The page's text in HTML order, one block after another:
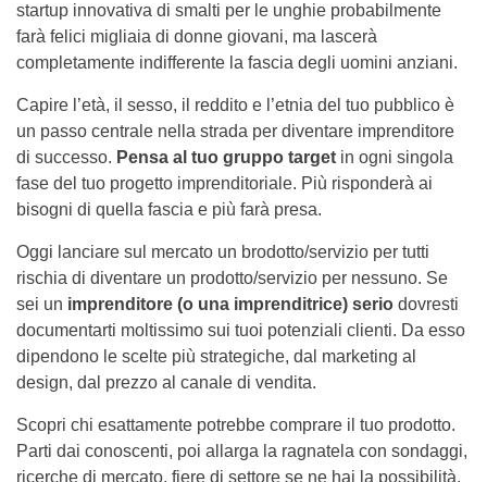
startup innovativa di smalti per le unghie probabilmente
farà felici migliaia di donne giovani, ma lascerà
completamente indifferente la fascia degli uomini anziani.
Capire l’età, il sesso, il reddito e l’etnia del tuo pubblico è
un passo centrale nella strada per diventare imprenditore
di successo. Pensa al tuo gruppo target in ogni singola
fase del tuo progetto imprenditoriale. Più risponderà ai
bisogni di quella fascia e più farà presa.
Oggi lanciare sul mercato un brodotto/servizio per tutti
rischia di diventare un prodotto/servizio per nessuno. Se
sei un imprenditore (o una imprenditrice) serio dovresti
documentarti moltissimo sui tuoi potenziali clienti. Da esso
dipendono le scelte più strategiche, dal marketing al
design, dal prezzo al canale di vendita.
Scopri chi esattamente potrebbe comprare il tuo prodotto.
Parti dai conoscenti, poi allarga la ragnatela con sondaggi,
ricerche di mercato, fiere di settore se ne hai la possibilità.